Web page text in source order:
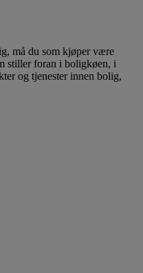
må du som kjøper være
stiller foran i boligkøen, i
og tjenester innen bolig,